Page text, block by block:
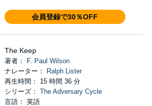
会員登録で30％OFF
The Keep
著者：
F. Paul Wilson
ナレーター：
Ralph Lister
再生時間： 15 時間 36 分
シリーズ： The Adversary Cycle
言語： 英語